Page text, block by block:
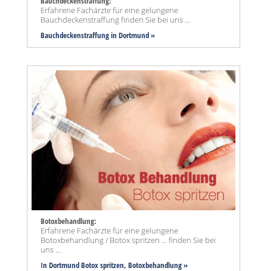
Erfahrene Fachärzte für eine gelungene
Bauchdeckenstraffung finden Sie bei uns ...
Bauchdeckenstraffungin Dortmund »
Botoxbehandlung:
Erfahrene Fachärzte für eine gelungene
Botoxbehandlung / Botox spritzen ... finden Sie bei
uns ...
In Dortmund Botox spritzen, Botoxbehandlung »